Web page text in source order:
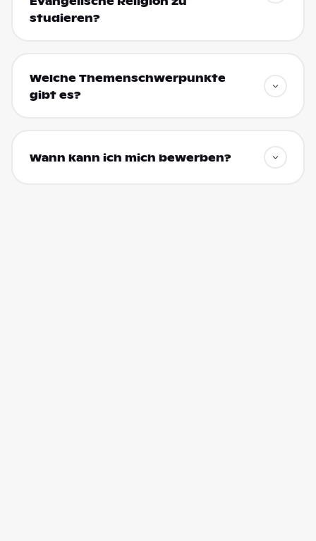
studieren?
Welche Themenschwerpunkte
gibt es?
Wann kann ich mich bewerben?